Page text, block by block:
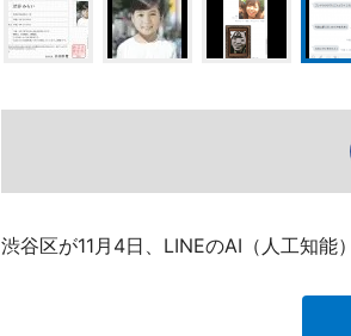
渋谷区が11月4日、LINEのAI（人工知能